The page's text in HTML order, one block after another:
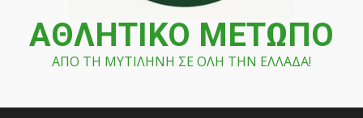
ΑΘΛΗΤΙΚΟ ΜΕΤΩΠΟ
ΑΠΟ ΤΗ ΜΥΤΙΛΗΝΗ ΣΕ ΟΛΗ ΤΗΝ ΕΛΛΑΔΑ!